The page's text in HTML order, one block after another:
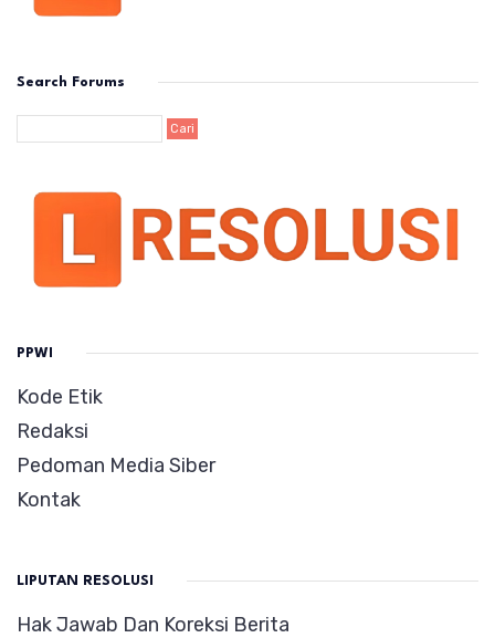
Search Forums
PPWI
Kode Etik
Redaksi
Pedoman Media Siber
Kontak
LIPUTAN RESOLUSI
Hak Jawab Dan Koreksi Berita